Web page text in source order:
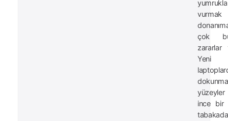
yumrukla
vurmak
çok
zararlar
Yeni
ince bir